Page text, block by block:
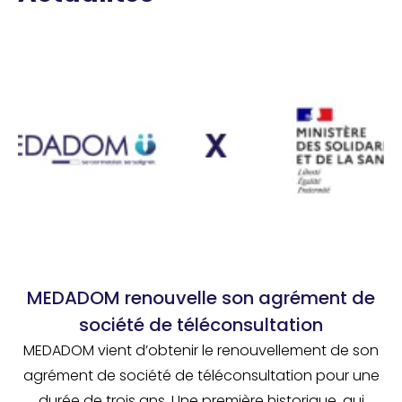
MEDADOM renouvelle son agrément de
société de téléconsultation
MEDADOM vient d’obtenir le renouvellement de son
agrément de société de téléconsultation pour une